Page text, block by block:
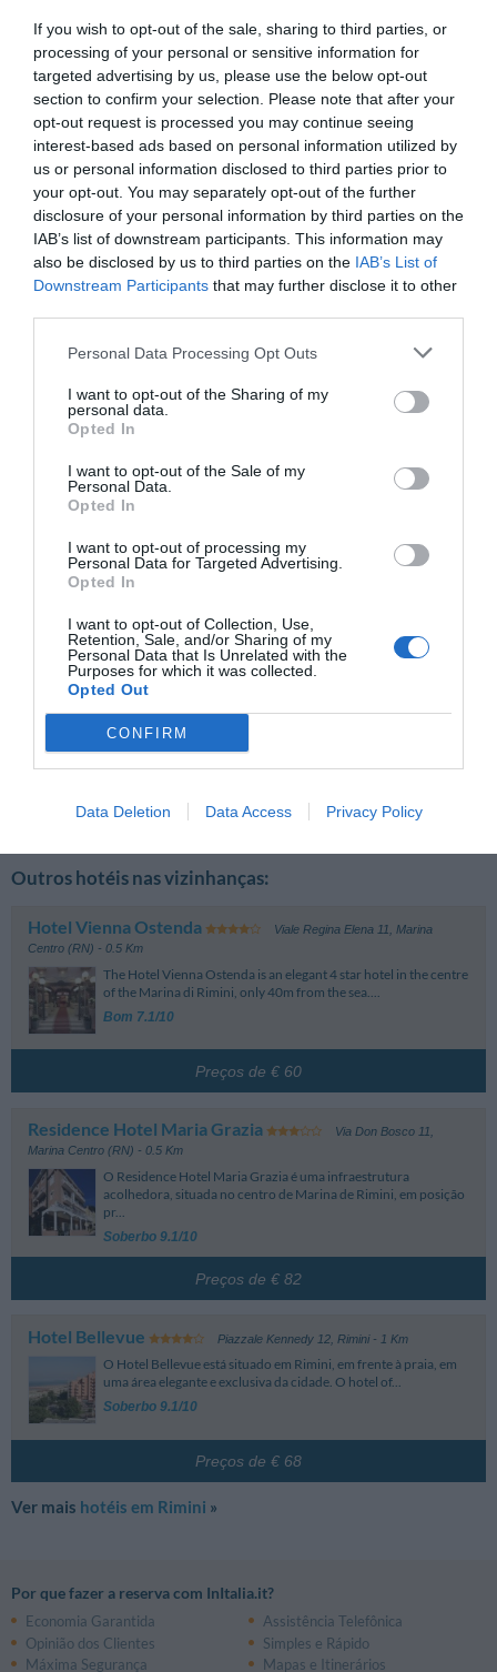
If you wish to opt-out of the sale, sharing to third parties, or
processing of your personal or sensitive information for
targeted advertising by us, please use the below opt-out
section to confirm your selection. Please note that after your
opt-out request is processed you may continue seeing
interest-based ads based on personal information utilized by
us or personal information disclosed to third parties prior to
your opt-out. You may separately opt-out of the further
disclosure of your personal information by third parties on the
IAB’s list of downstream participants. This information may
also be disclosed by us to third parties on the IAB’s List of
Downstream Participants that may further disclose it to other
Personal Data Processing Opt Outs
I want to opt-out of the Sharing of my
personal data.
Opted In
I want to opt-out of the Sale of my
Personal Data.
Opted In
I want to opt-out of processing my
Personal Data for Targeted Advertising.
Opted In
I want to opt-out of Collection, Use,
Retention, Sale, and/or Sharing of my
Personal Data that Is Unrelated with the
Purposes for which it was collected.
Opted Out
CONFIRM
Data Deletion Data Access Privacy Policy
Gian Franco
Itália
Agosto 2014
Família com filhos adultos
SOBERBO
9 /10
Buona la scelta di prodotti biologici e vegetariani ma aumentare l'offerta di
questi prodotti a costi vantaggiosi sarebbe un ottimo risultato.
Você se hospedaria novamente nesse hotel?
SIM
detalhes
Volha
Bielorússia
ÓPTIMO
8.2
Julho 2014
Família com filhos pequenos
detalhes
Abril 2013
Casal com média de idade inferior a 35
/10
Você se hospedaria novamente nesse hotel?
Anteriores
Sucessivos
Outros hotéis nas vizinhanças:
Hotel Vienna Ostenda Viale Regina Elena 11, Marina
Centro (RN) - 0.5 Km
The Hotel Vienna Ostenda is an elegant 4 star hotel in the centre
of the Marina di Rimini, only 40m from the sea....
Bom 7.1/10
Preços de € 60
Residence Hotel Maria Grazia Via Don Bosco 11
Marina Centro (RN) - 0.5 Km
O Residence Hotel Maria Grazia é uma infraestrutura
acolhedora, situada no centro de Marina de Rimini, em posição
pr...
Soberbo 9.1/10
Preços de € 82
Hotel Bellevue Piazzale Kennedy 12, Rimini- 1 Km
O Hotel Bellevue está situado em Rimini, em frente à praia, em
uma área elegante e exclusiva da cidade. O hotel of...
Soberbo 9.1/10
Preços de € 68
Ver mais hotéis em Rimini »
Por que fazer a reserva com InItalia.it?
Economia Garantida
Assistência Telefônica
Opinião dos Clientes
Simples e Rápido
Máxima Segurança
Mapas e Itinerários